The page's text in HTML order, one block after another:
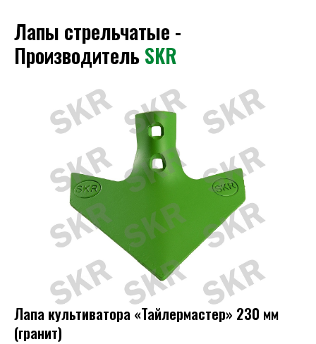
Лапы стрельчатые -
ПроизводительSKR
Лапа культиватора «Тайлермастер» 230 мм
(гранит)